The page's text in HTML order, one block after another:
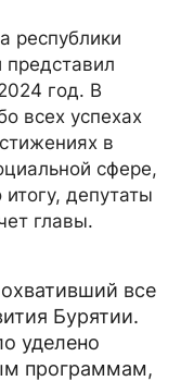
республики
год. В
всех успехах
в
сфере,
депутаты
главы.
все
Бурятии.
уделено
программам,